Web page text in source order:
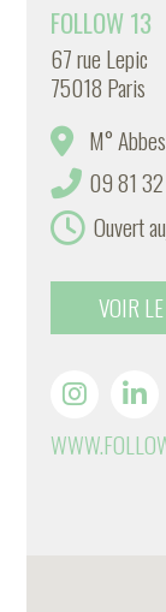
FOLLOW 13
67 rue Lepic
75018 Paris
M°
09 81
Ouvert
VOIR